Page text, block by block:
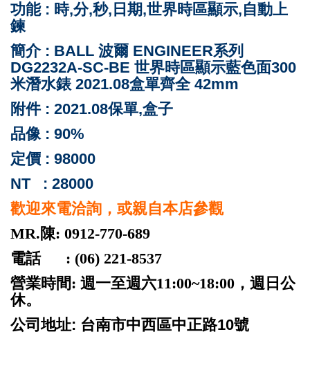
功能 : 時,分,秒,日期,世界時區顯示,自動上
鍊
簡介 : BALL 波爾 ENGINEER系列
DG2232A-SC-BE 世界時區顯示藍色面300
米潛水錶 2021.08盒單齊全 42mm
附件 : 2021.08保單,盒子
品像 : 90%
定價 : 98000
NT : 28000
歡迎來電洽詢，或親自本店參觀
MR.陳: 0912-770-689
電話 : (06) 221-8537
營業時間: 週一至週六11:00~18:00，週日公
休。
公司地址: 台南市中西區中正路10號